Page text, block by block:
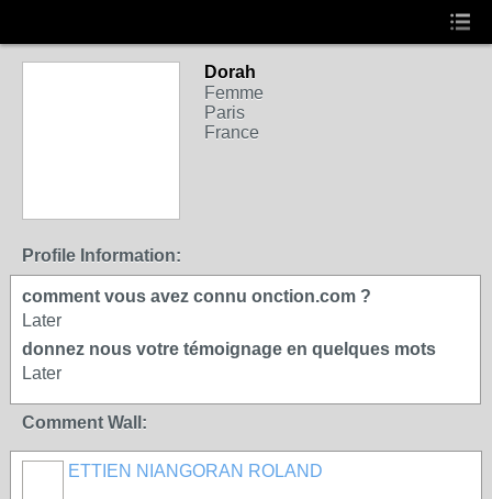
Dorah
Femme
Paris
France
Profile Information:
comment vous avez connu onction.com ?
Later
donnez nous votre témoignage en quelques mots
Later
Comment Wall:
ETTIEN NIANGORAN ROLAND